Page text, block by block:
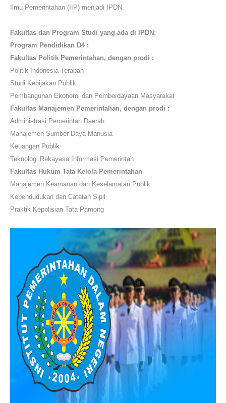
Ilmu Pemerintahan (IIP) menjadi IPDN.
Fakultas dan Program Studi yang ada di IPDN :
Program Pendidikan D4 :
Fakultas Politik Pemerintahan, dengan prodi :
Politik Indonesia Terapan
Studi Kebijakan Publik
Pembangunan Ekonomi dan Pemberdayaan Masyarakat
Fakultas Manajemen Pemerintahan, dengan prodi :
Administrasi Pemerintah Daerah
Manajemen Sumber Daya Manusia
Keuangan Publik
Teknologi Rekayasa Informasi Pemerintah
Fakultas Hukum Tata Kelola Pemerintahan
Manajemen Keamanan dan Keselamatan Publik
Kependudukan dan Catatan Sipil
Praktik Kepolisian Tata Pamong